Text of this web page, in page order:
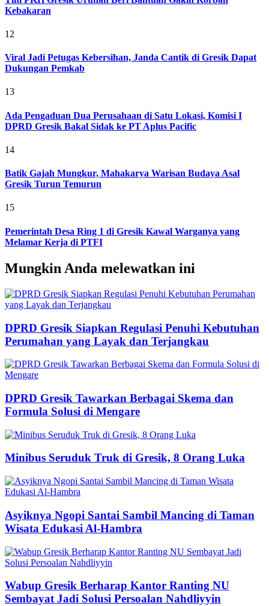
Kebakaran
12
Viral Jadi Petugas Kebersihan, Janda Cantik di Gresik Dapat
Dukungan Pemkab
13
Ada Pengaduan Dua Perusahaan di Satu Lokasi, Komisi I
DPRD Gresik Bakal Sidak ke PT Aplus Pacific
14
Batik Gajah Mungkur, Mahakarya Warisan Budaya Asal
Gresik Turun Temurun
15
Pemerintah Desa Ring 1 di Gresik Kawal Warganya yang
Melamar Kerja di PTFI
Mungkin Anda melewatkan ini
DPRD Gresik Siapkan Regulasi Penuhi Kebutuhan
Perumahan yang Layak dan Terjangkau
DPRD Gresik Tawarkan Berbagai Skema dan
Formula Solusi di Mengare
Minibus Seruduk Truk di Gresik, 8 Orang Luka
Asyiknya Ngopi Santai Sambil Mancing di Taman
Wisata Edukasi Al-Hambra
Wabup Gresik Berharap Kantor Ranting NU
Sembayat Jadi Solusi Persoalan Nahdliyyin